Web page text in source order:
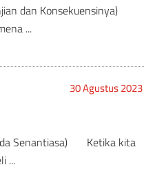
dan Konsekuensinya)
...
30 Agustus 2023
Senantiasa) Ketika kita
...